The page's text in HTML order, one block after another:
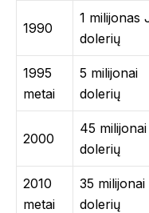
1990
1 milijonas
dolerių
1995
metai
5 milijonai
dolerių
2000
45 milijonai
dolerių
2010
metai
35 milijonai
dolerių